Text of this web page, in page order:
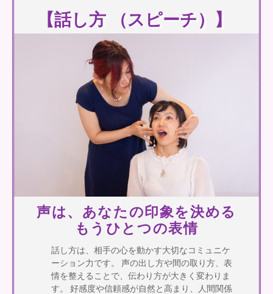
【話し方 （スピーチ）】
声は、あなたの印象を決める
もうひとつの表情
話し方は、相手の心を動かす大切なコミュニケ
ーション力です。 声の出し方や間の取り方、表
情を整えることで、伝わり方が大きく変わりま
す。 好感度や信頼感が自然と高まり、人間関係